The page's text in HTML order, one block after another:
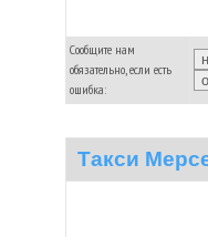
Сообщите нам
обязательно, если есть
ошибка:
Такси